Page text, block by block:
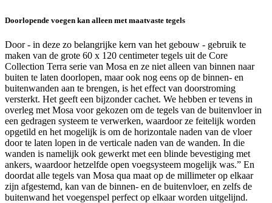
Doorlopende voegen kan alleen met maatvaste tegels
Door - in deze zo belangrijke kern van het gebouw - gebruik te
maken van de grote 60 x 120 centimeter tegels uit de Core
Collection Terra serie van Mosa en ze niet alleen van binnen naar
buiten te laten doorlopen, maar ook nog eens op de binnen- en
buitenwanden aan te brengen, is het effect van doorstroming
versterkt. Het geeft een bijzonder cachet. We hebben er tevens in
overleg met Mosa voor gekozen om de tegels van de buitenvloer in
een gedragen systeem te verwerken, waardoor ze feitelijk worden
opgetild en het mogelijk is om de horizontale naden van de vloer
door te laten lopen in de verticale naden van de wanden. In die
wanden is namelijk ook gewerkt met een blinde bevestiging met
ankers, waardoor hetzelfde open voegsysteem mogelijk was.” En
doordat alle tegels van Mosa qua maat op de millimeter op elkaar
zijn afgestemd, kan van de binnen- en de buitenvloer, en zelfs de
buitenwand het voegenspel perfect op elkaar worden uitgelijnd.